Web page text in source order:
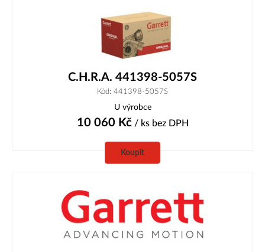
C.H.R.A. 441398-5057S
Kód: 441398-5057S
U výrobce
10 060 Kč/ ks bez DPH
Koupit